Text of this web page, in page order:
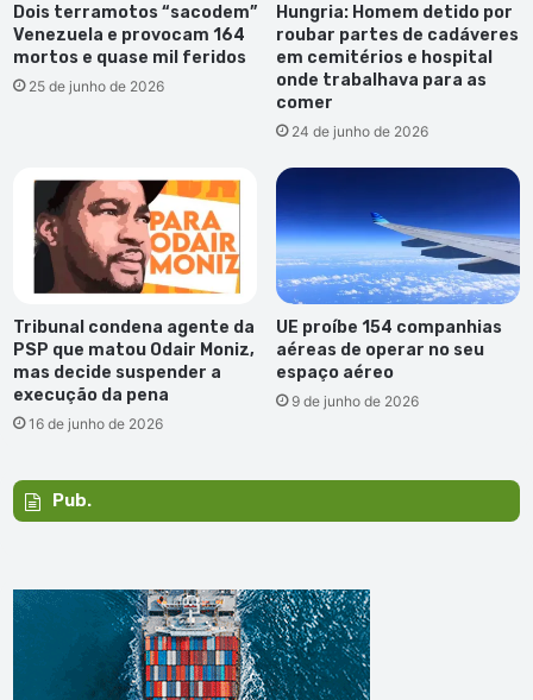
Dois terramotos “sacodem”
Venezuela e provocam 164
mortos e quase mil feridos
25 de junho de 2026
Hungria: Homem detido por
roubar partes de cadáveres
em cemitérios e hospital
onde trabalhava para as
comer
24 de junho de 2026
Tribunal condena agente da
PSP que matou Odair Moniz,
mas decide suspender a
execução da pena
16 de junho de 2026
UE proíbe 154 companhias
aéreas de operar no seu
espaço aéreo
9 de junho de 2026
Pub.